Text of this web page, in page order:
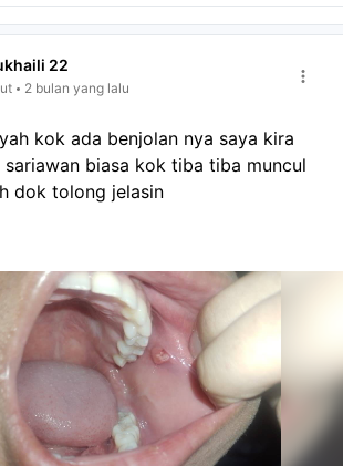
22
2 bulan yang lalu
kok ada benjolan nya saya kira
sariawan biasa kok tiba tiba muncul
dok tolong jelasin